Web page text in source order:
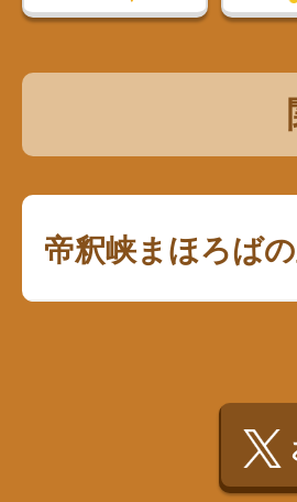
帝釈峡まほろば